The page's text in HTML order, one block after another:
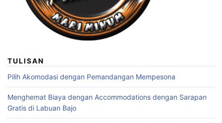
TULISAN
Pilih Akomodasi dengan Pemandangan Mempesona
Menghemat Biaya dengan Accommodations dengan Sarapan
Gratis di Labuan Bajo